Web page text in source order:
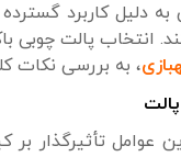
دلیل کاربرد
پالت چوبی
، به بررسی نکات
عوامل تأثیرگذار